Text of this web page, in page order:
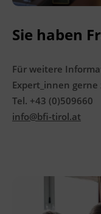
Sie haben
Für weitere
Expert_innen
Tel. +43 (0)509660
info@bfi-tirol.at